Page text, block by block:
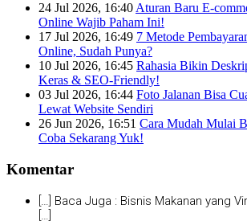
24 Jul 2026, 16:40 Aturan Baru E-
Online Wajib Paham Ini!
17 Jul 2026, 16:49 7 Metode
Online, Sudah Punya?
10 Jul 2026, 16:45 Rahasia Bikin
Keras & SEO-Friendly!
03 Jul 2026, 16:44 Foto Jalanan Bisa
Lewat Website Sendiri
26 Jun 2026, 16:51 Cara Mudah Mulai
Coba Sekarang Yuk!
Komentar
[…] Baca Juga : Bisnis Makanan yang